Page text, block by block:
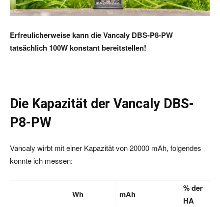
Erfreulicherweise kann die Vancaly DBS-P8-PW
tatsächlich 100W konstant bereitstellen!
Die Kapazität der Vancaly DBS-
P8-PW
Vancaly wirbt mit einer Kapazität von 20000 mAh, folgendes
konnte ich messen:
Wh mAh
% der
HA